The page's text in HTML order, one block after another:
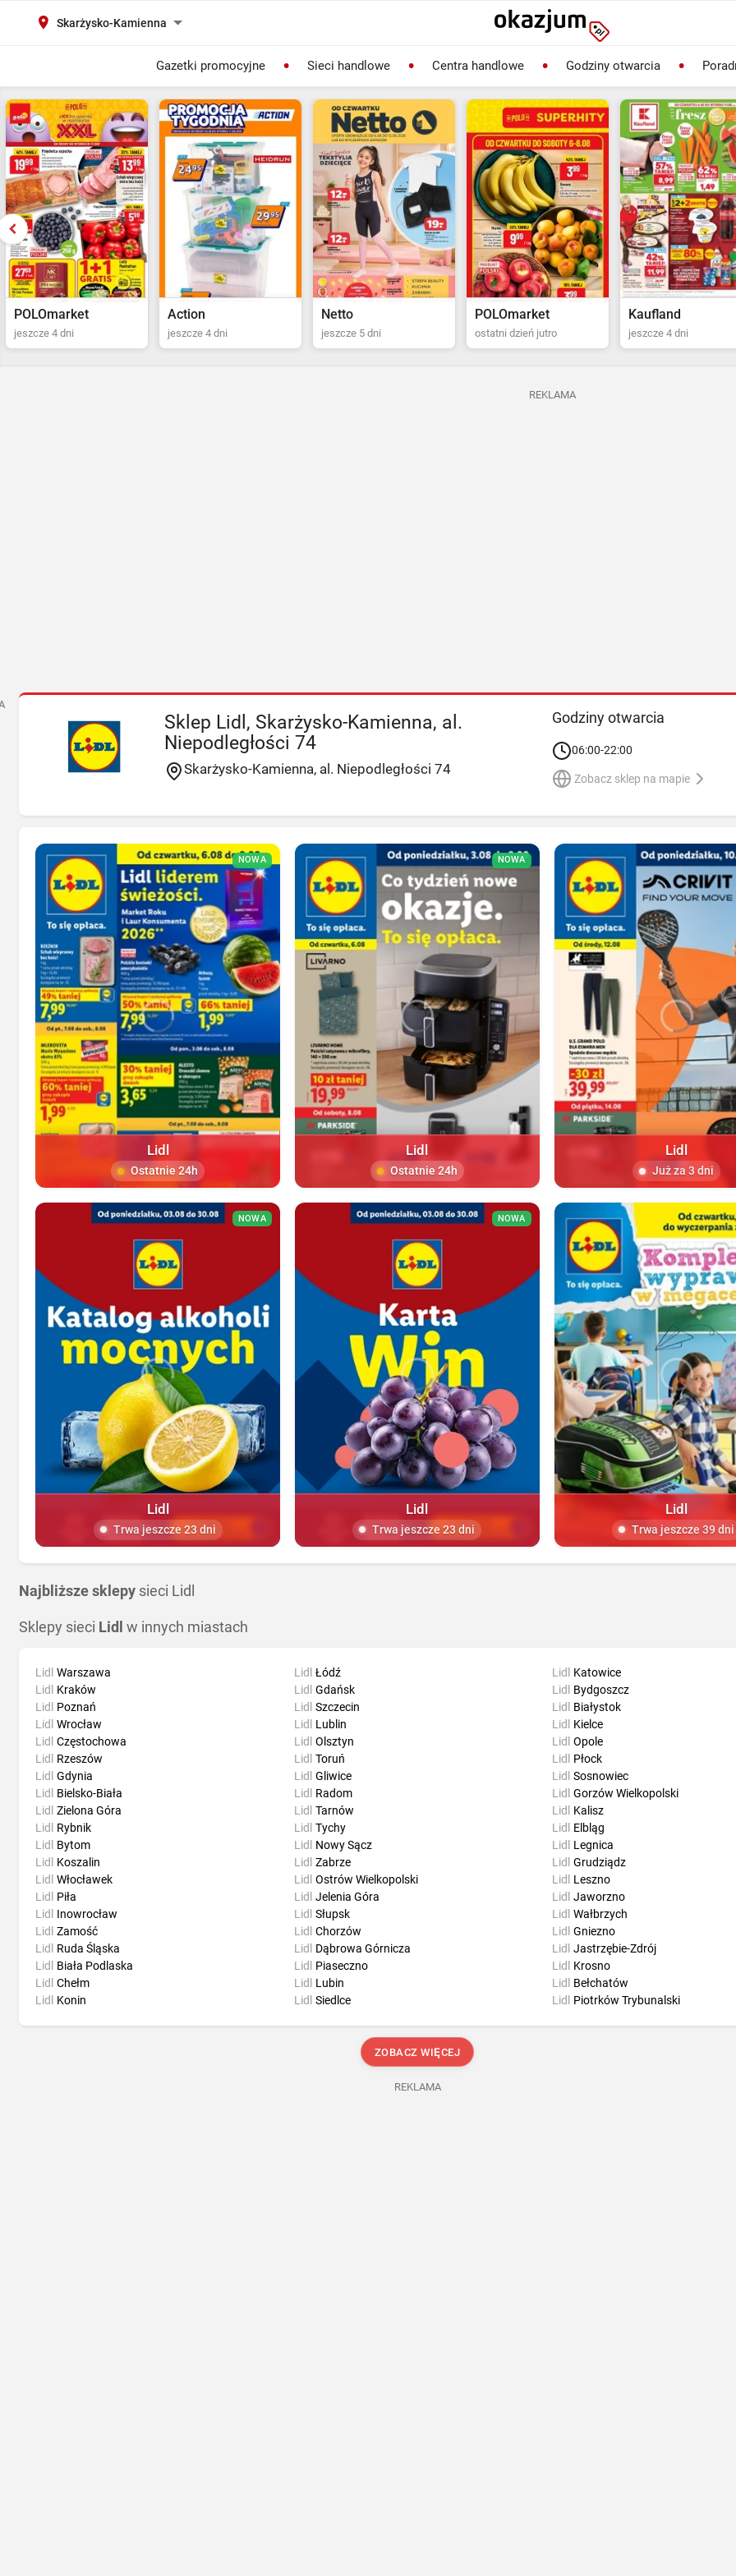
Skarżysko-Kamienna
Gazetki promocyjne Sieci handlowe Centra handlowe Godziny otwarcia
Action
jeszcze 4 dni
Netto
jeszcze 5 dni
POLOmarket
ostatni dzień jutro
Kaufland
jeszcze 4 dni
Biedronka
ostatni dzień jutro
REKLAMA
Sklep Lidl, Skarżysko-Kamienna, al.
Niepodległości 74
Skarżysko-Kamienna, al. Niepodległości 74
Godziny otwarcia
06:00-22:00
Zobacz sklep na mapie
NOWA
Lidl
Ostatnie 24h
NOWA
Lidl
Ostatnie 24h
Lidl
Już za 3 dni
NOWA
Lidl
Trwa jeszcze 23 dni
NOWA
Lidl
Trwa jeszcze 23 dni
Lidl
Trwa jeszcze 39 dni
Najbliższe sklepy sieci Lidl
Sklepy sieci Lidl w innych miastach
Lidl Warszawa
Lidl Kraków
Lidl Poznań
Lidl Wrocław
Lidl Łódź
Lidl Gdańsk
Lidl Szczecin
Lidl Lublin
Lidl Katowice
Lidl Bydgoszcz
Lidl Białystok
Lidl Kielce
Lidl Częstochowa
Lidl Rzeszów
Lidl Gdynia
Lidl Bielsko-Biała
Lidl Olsztyn
Lidl Toruń
Lidl Gliwice
Lidl Radom
Lidl Opole
Lidl Płock
Lidl Sosnowiec
Lidl Gorzów Wielkopolski
Lidl Zielona Góra
Lidl Rybnik
Lidl Bytom
Lidl Koszalin
Lidl Tarnów
Lidl Tychy
Lidl Nowy Sącz
Lidl Zabrze
Lidl Kalisz
Lidl Elbląg
Lidl Legnica
Lidl Grudziądz
Lidl Włocławek
Lidl Piła
Lidl Inowrocław
Lidl Zamość
Lidl Ostrów Wielkopolski
Lidl Jelenia Góra
Lidl Słupsk
Lidl Chorzów
Lidl Leszno
Lidl Jaworzno
Lidl Wałbrzych
Lidl Gniezno
Lidl Ruda Śląska
Lidl Biała Podlaska
Lidl Chełm
Lidl Konin
Lidl Dąbrowa Górnicza
Lidl Piaseczno
Lidl Lubin
Lidl Siedlce
Lidl Jastrzębie-Zdrój
Lidl Krosno
Lidl Bełchatów
Lidl Piotrków Trybunalski
ZOBACZ WIĘCEJ
REKLAMA